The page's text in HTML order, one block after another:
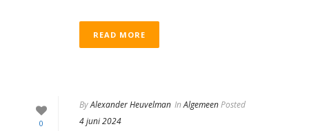
READ MORE
0
ByAlexander Heuvelman InAlgemeenPosted
4 juni 2024